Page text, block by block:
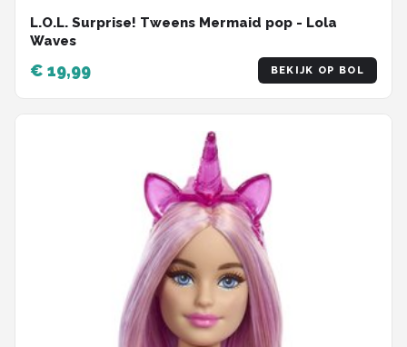
L.O.L. Surprise! Tweens Mermaid pop - Lola
Waves
€ 19,99 BEKIJK OP BOL